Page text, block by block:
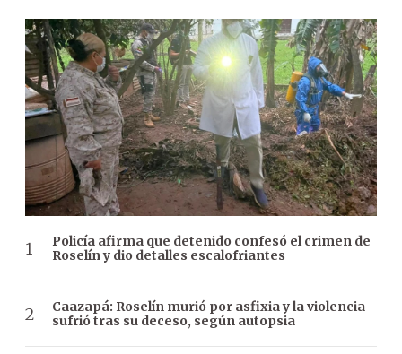
Policía afirma que detenido confesó el crimen de
Roselín y dio detalles escalofriantes
Caazapá: Roselín murió por asfixia y la violencia
sufrió tras su deceso, según autopsia